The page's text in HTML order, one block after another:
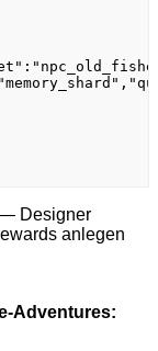
— Designer
anlegen
Adventures: